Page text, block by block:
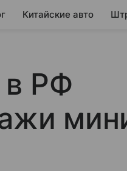
Китайские авто
в РФ